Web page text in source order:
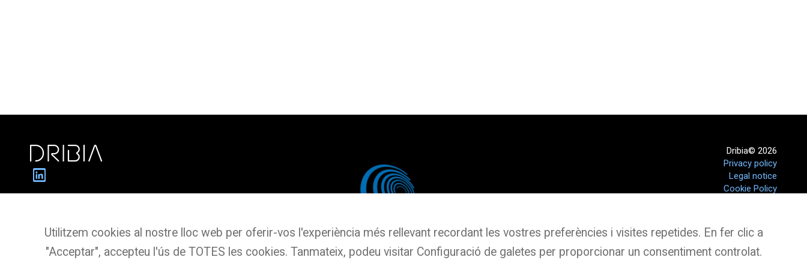
Pg. de Gràcia, 55,
Planta 3 Oficina 4
Dribia© 2026
Privacy policy
Legal notice
Cookie Policy
Utilitzem cookies al nostre lloc web per oferir-vos l'experiència més rellevant recordant les vostres preferències i visites repetides. En fer clic a
"Acceptar", accepteu l'ús de TOTES les cookies. Tanmateix, podeu visitar Configuració de galetes per proporcionar un consentiment controlat.